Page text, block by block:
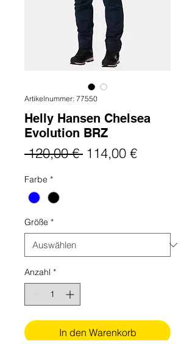
Artikelnummer: 77550
Helly Hansen Chelsea
Evolution BRZ
120,00 € Standardpreis
114,00 €Sale-
Farbe *
Größe *
Anzahl *
In den Warenkorb